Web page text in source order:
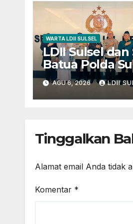
WARTA LDII SULSEL
LDII Sulsel dan
Batua Polda
Siap Kolaborasi
Bakti Sosial
HUT RI ke-81
AGU 6, 2026 LDII
Tinggalkan
Alamat email Anda tidak
Komentar *